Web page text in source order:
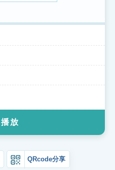
播放
QRcode分享